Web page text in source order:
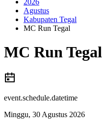
2026
Agustus
Kabupaten Tegal
MC Run Tegal
MC Run Tegal
event.schedule.datetime
Minggu, 30 Agustus 2026